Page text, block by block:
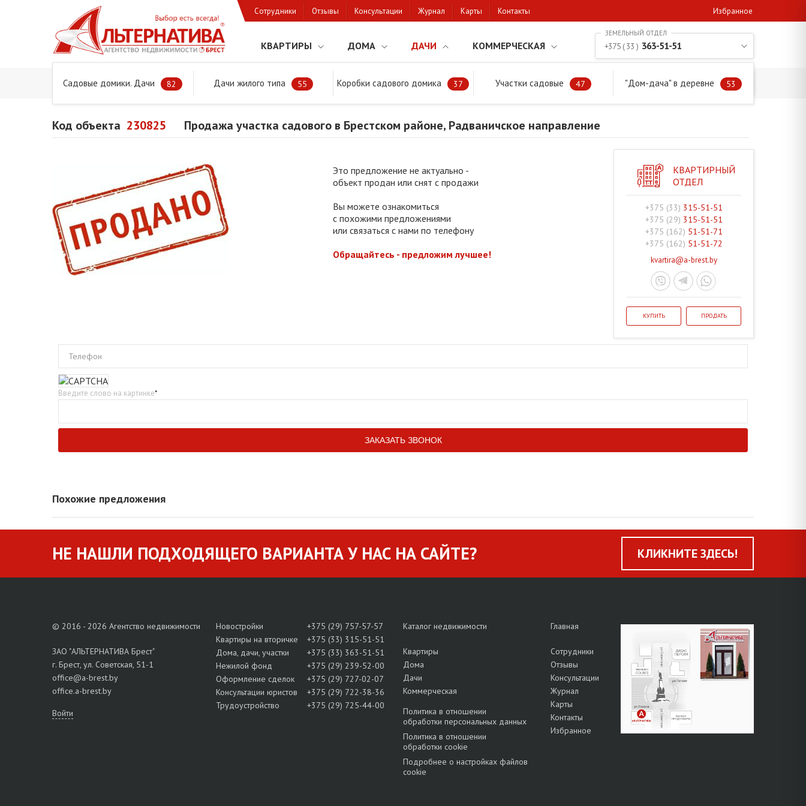
Сотрудники Отзывы Консультации Журнал Карты Контакты Избранное
КВАРТИРЫ ДОМА ДАЧИ КОММЕРЧЕСКАЯ
Садовые домики. Дачи 82 Дачи жилого типа 55 Коробки садового домика 37 Участки садовые 47 "Дом-дача" в деревне 53
+375 ( 33 ) 363-51-51
Главная Предложения Дачи, садовые домики и участки Продажа участка садового в Брестском районе, Радваничское направление
Код объекта 230825 Продажа участка садового в Брестском районе, Радваничское направление
Это предложение не актуально -
объект продан или снят с продажи
Вы можете ознакомиться
с похожими предложениями
или связаться с нами по телефону
Обращайтесь - предложим лучшее!
КВАРТИРНЫЙ
ОТДЕЛ
+375 (33) 315-51-51
+375 (29) 315-51-51
+375 (162) 51-51-71
+375 (162) 51-51-72
kvartira@a-brest.by
КУПИТЬ ПРОДАТЬ
Телефон
Введите слово на картинке*
Похожие предложения
НЕ НАШЛИ ПОДХОДЯЩЕГО ВАРИАНТА У НАС НА САЙТЕ? КЛИКНИТЕ ЗДЕСЬ!
© 2016 - 2026 Агентство недвижимости
ЗАО "АЛЬТЕРНАТИВА Брест"
г. Брест, ул. Советская, 51-1
office@a-brest.by
office.a-brest.by
Войти
Новостройки
+375 (29) 757-57-57
Квартиры на вторичке
+375 (33) 315-51-51
Дома, дачи, участки
+375 (33) 363-51-51
Нежилой фонд
+375 (29) 239-52-00
Оформление сделок
+375 (29) 727-02-07
Консультации юристов
+375 (29) 722-38-36
Трудоустройство
+375 (29) 725-44-00
Каталог недвижимости
Квартиры
Дома
Дачи
Коммерческая
Политика в отношении
обработки персональных данных
Политика в отношении
обработки cookie
Подробнее о настройках файлов
cookie
Главная
Сотрудники
Отзывы
Консультации
Журнал
Карты
Контакты
Избранное